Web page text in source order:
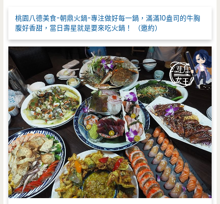
桃園八德美食-朝鼎火鍋-專注做好每一鍋，滿滿10盎司的牛胸
腹好香甜，當日壽星就是要來吃火鍋！ （邀約）